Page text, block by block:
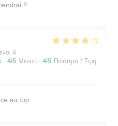
!!
4
: 4/5 Μενού : 4/5 Ποιότητα / Τιμή
au top